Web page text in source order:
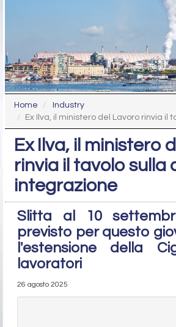
Home
Industry
Ex Ilva, il ministero del Lavoro rinvia il
Ex Ilva, il ministero
rinvia il tavolo sulla
integrazione
Slitta al 10
previsto per questo
l'estensione della
lavoratori
26 agosto 2025